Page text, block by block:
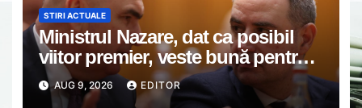
STIRI ACTUALE
Ministrul Nazare, dat ca posibil
viitor premier, veste bună pentru
români: Momentul din care vom
simți ”normalitatea” economică
AUG 9, 2026 EDITOR